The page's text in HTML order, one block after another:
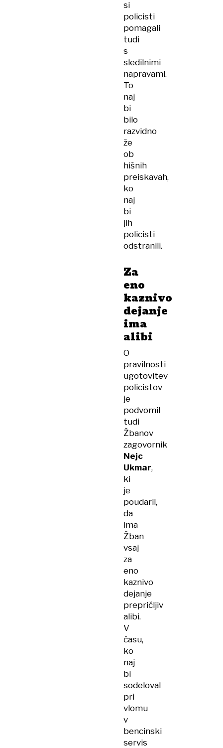
si
policisti
pomagali
tudi
s
sledilnimi
napravami.
To
naj
bi
bilo
razvidno
že
ob
hišnih
preiskavah,
ko
naj
bi
jih
policisti
odstranili.
Za
eno
kaznivo
dejanje
ima
alibi
O
pravilnosti
ugotovitev
policistov
je
podvomil
tudi
Žbanov
zagovornik
Nejc
Ukmar,
ki
je
poudaril,
da
ima
Žban
vsaj
za
eno
kaznivo
dejanje
prepričljiv
alibi.
V
času,
ko
naj
bi
sodeloval
pri
vlomu
v
bencinski
servis